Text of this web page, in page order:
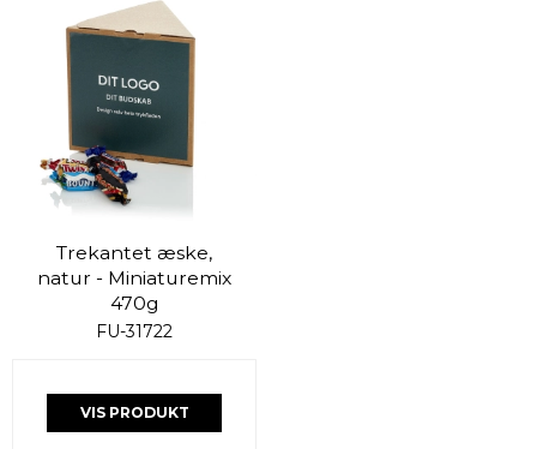
Trekantet æske,
natur - Miniaturemix
470g
FU-31722
VIS PRODUKT